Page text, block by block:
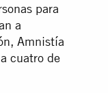
para
a
Amnistía
cuatro de